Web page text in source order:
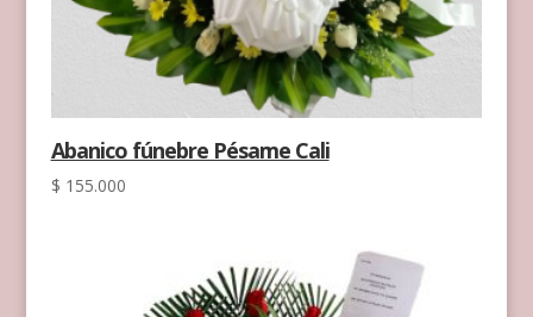
Abanico fúnebre Pésame Cali
$ 155.000